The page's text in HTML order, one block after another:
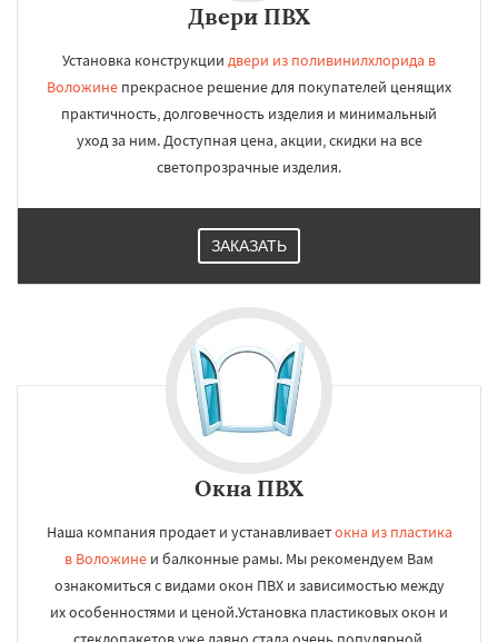
Двери ПВХ
Установка конструкции двери из поливинилхлорида в
Воложине прекрасное решение для покупателей ценящих
практичность, долговечность изделия и минимальный
уход за ним. Доступная цена, акции, скидки на все
светопрозрачные изделия.
ЗАКАЗАТЬ
Окна ПВХ
Наша компания продает и устанавливаетокна из пластика
в Воложине и балконные рамы. Мы рекомендуем Вам
ознакомиться с видами окон ПВХ и зависимостью между
их особенностями и ценой.Установка пластиковых окон и